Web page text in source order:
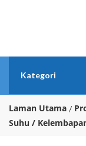
Kategori
Laman Utama
Suhu /